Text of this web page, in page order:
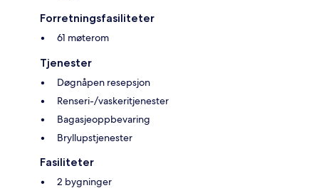
Forretningsfasiliteter
61 møterom
Tjenester
Døgnåpen resepsjon
Renseri-/vaskeritjenester
Bagasjeoppbevaring
Bryllupstjenester
Fasiliteter
2 bygninger